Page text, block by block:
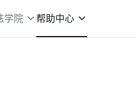
学院 帮助中心